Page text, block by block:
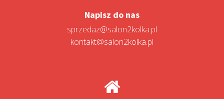
Napisz do nas
sprzedaz@salon2kolka.pl
kontakt@salon2kolka.pl